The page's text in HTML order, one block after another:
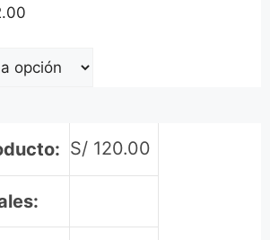
S/ 120.00